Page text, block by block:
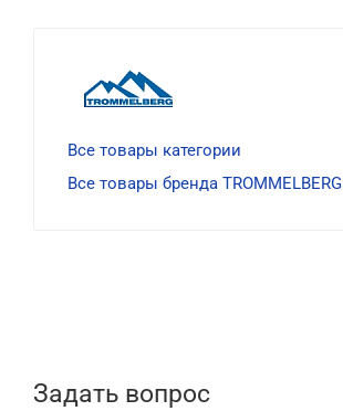
Все товары категории
Все товары бренда TROMMELBERG
Задать вопрос